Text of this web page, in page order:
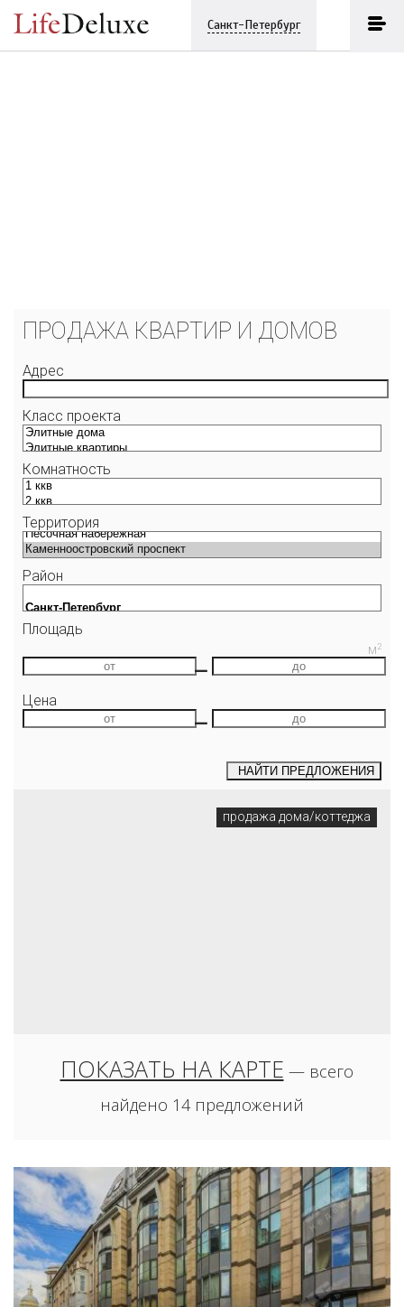
Санкт-Петербург
ПРОДАЖА КВАРТИР И ДОМОВ
Адрес
Класс проекта
Комнатность
Территория
Район
Площадь
М 2
—
Цена
—
НАЙТИ ПРЕДЛОЖЕНИЯ
продажа дома/коттеджа
продажа дома/коттеджа
ПОКАЗАТЬ НА КАРТЕ — всего
найдено 14 предложений